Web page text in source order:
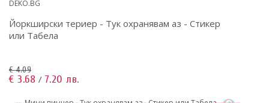
DEKO.BG
Йоркширски териер - Тук охранявам аз - Стикер
или Табела
€ 4.09
€ 3.68 / 7.20 лв.